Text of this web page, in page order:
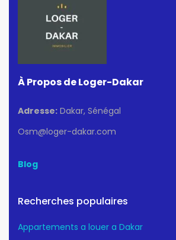
À Propos de Loger-Dakar
Adresse: Dakar, Sénégal
Osm@loger-dakar.com
Blog
Recherches populaires
Appartements a louer a Dakar